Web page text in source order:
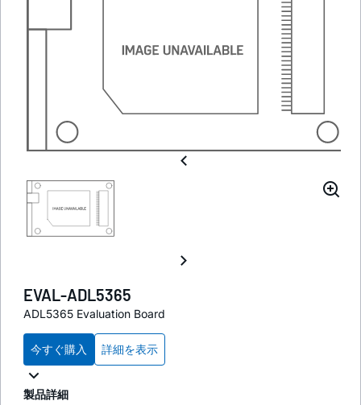
EVAL-ADL5365
ADL5365 Evaluation Board
今すぐ購入 詳細を表示
製品詳細